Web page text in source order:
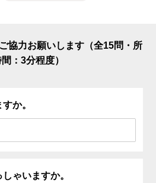
協力お願いします（全15問・所
：3分程度）
か。
ゃいますか。